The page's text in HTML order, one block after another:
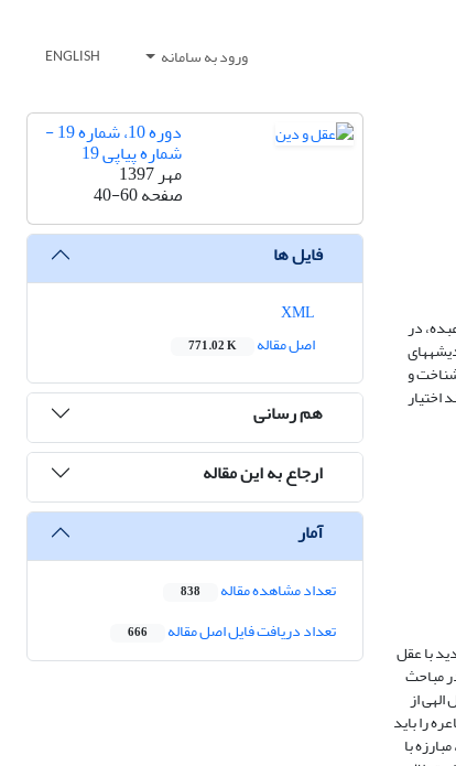
ورود به سامانه ENGLISH
در
و
اختیار
با عقل
مباحث
از
را باید
با
دوره 10، شماره 19 -
شماره پیاپی 19
مهر 1397
صفحه40-60
فایل ها
اصل مقاله
771.02 K
هم رسانی
ارجاع به این مقاله
آمار
تعداد مشاهده مقاله 838
تعداد دریافت فایل اصل مقاله 666